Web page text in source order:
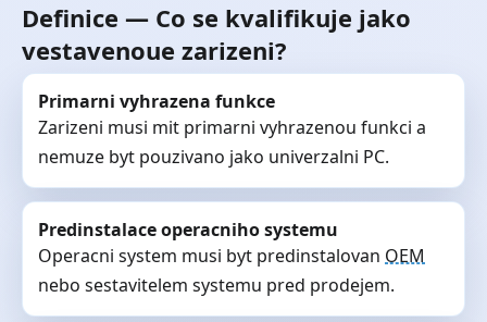
Definice — Co se kvalifikuje jako
vestavenoue zarizeni?
Primarni vyhrazena funkce
Zarizeni musi mit primarni vyhrazenou funkci a
nemuze byt pouzivano jako univerzalni PC.
Predinstalace operacniho systemu
Operacni system musi byt predinstalovan OEM
nebo sestavitelem systemu pred prodejem.